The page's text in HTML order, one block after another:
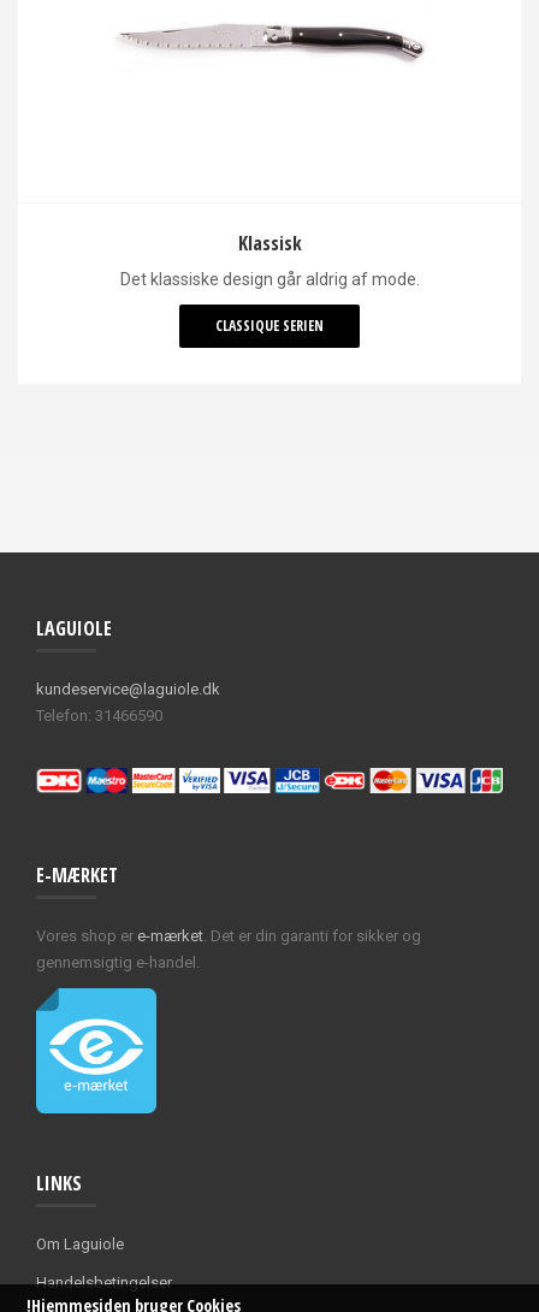
Klassisk
Det klassiske design går aldrig af mode.
CLASSIQUE SERIEN
LAGUIOLE
kundeservice@laguiole.dk
Telefon: 31466590
E-MÆRKET
Vores shop er e-mærket . Det er din garanti for sikker og
gennemsigtig e-handel.
LINKS
Om Laguiole
Handelsbetingelser
!Hjemmesiden bruger Cookies